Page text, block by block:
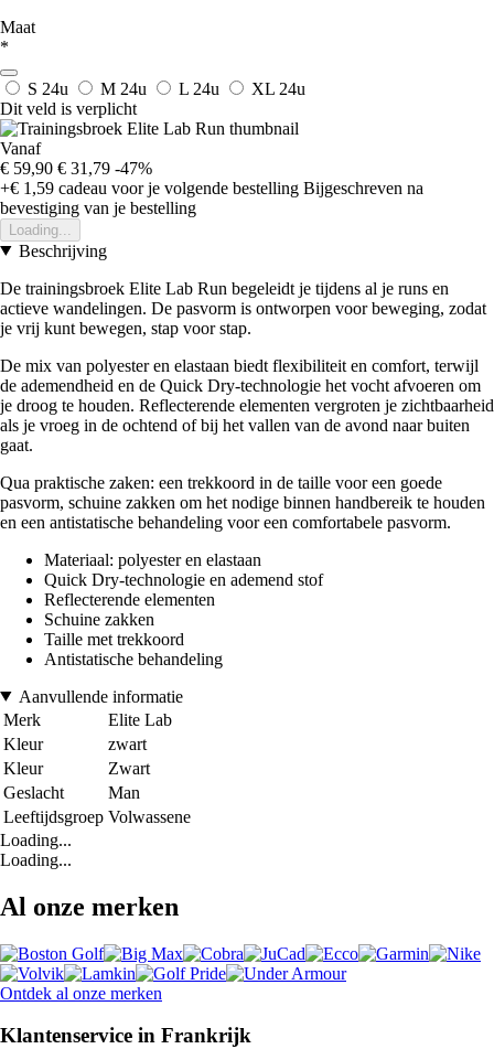
Maat
*
S 24u M 24u L 24u XL 24u
Dit veld is verplicht
Vanaf
€ 59,90 € 31,79 -47%
+€ 1,59 cadeau voor je volgende bestelling Bijgeschreven na
bevestiging van je bestelling
Loading...
Beschrijving
De trainingsbroek Elite Lab Run begeleidt je tijdens al je runs en
actieve wandelingen. De pasvorm is ontworpen voor beweging, zodat
je vrij kunt bewegen, stap voor stap.
De mix van polyester en elastaan biedt flexibiliteit en comfort, terwijl
de ademendheid en de Quick Dry-technologie het vocht afvoeren om
je droog te houden. Reflecterende elementen vergroten je zichtbaarheid
als je vroeg in de ochtend of bij het vallen van de avond naar buiten
gaat.
Qua praktische zaken: een trekkoord in de taille voor een goede
pasvorm, schuine zakken om het nodige binnen handbereik te houden
en een antistatische behandeling voor een comfortabele pasvorm.
Materiaal: polyester en elastaan
Quick Dry-technologie en ademend stof
Reflecterende elementen
Schuine zakken
Taille met trekkoord
Antistatische behandeling
Aanvullende informatie
Merk
Elite Lab
Kleur
zwart
Kleur
Zwart
Geslacht
Man
Leeftijdsgroep Volwassene
Loading...
Loading...
Al onze merken
Ontdek al onze merken
Klantenservice in Frankrijk